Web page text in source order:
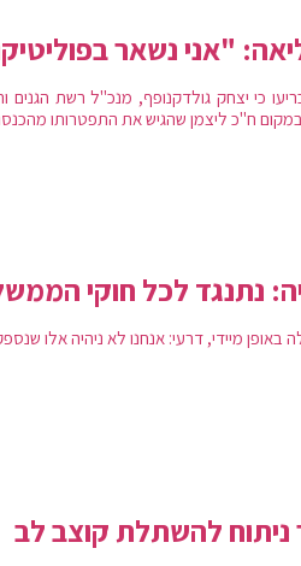
"אני נשאר
כי יצחק גולדקנופף, מנכ"ל רשת הגנים
ח"כ ליצמן שהגיש את התפטרותו
נתנגד לכל חוקי
מיידי, דרעי: אנחנו לא ניהיה אלו
ניתוח להשתלת קוצב לב